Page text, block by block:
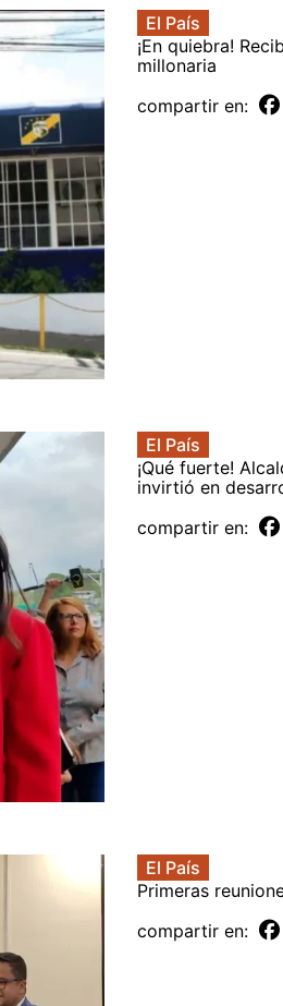
El País
¡En quiebra!
millonaria
compartir en:
El País
¡Qué fuerte!
invirtió en
compartir en:
El País
Primeras
compartir en: